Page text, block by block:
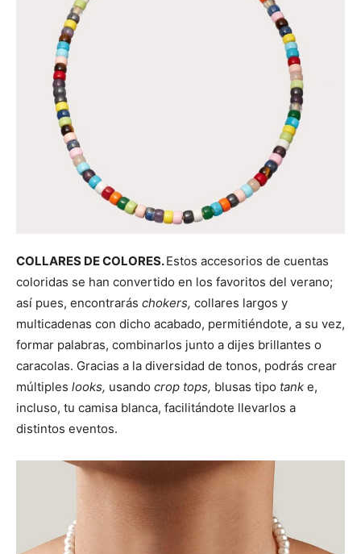
COLLARES DE COLORES.Estos accesorios de cuentas
coloridas se han convertido en los favoritos del verano;
así pues, encontrarás chokers, collares largos y
multicadenas con dicho acabado, permitiéndote, a su vez,
formar palabras, combinarlos junto a dijes brillantes o
caracolas. Gracias a la diversidad de tonos, podrás crear
múltiples looks, usando crop tops, blusas tipo tank e,
incluso, tu camisa blanca, facilitándote llevarlos a
distintos eventos.